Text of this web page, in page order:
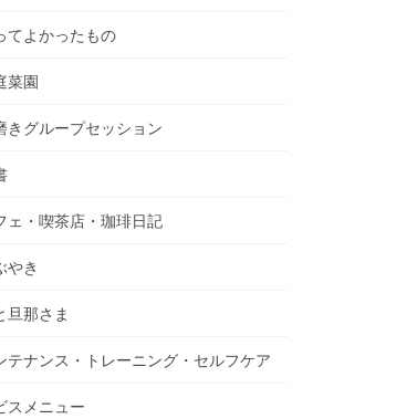
てよかったもの
菜園
きグループセッション
ェ・喫茶店・珈琲日記
やき
旦那さま
テナンス・トレーニング・セルフケア
スメニュー